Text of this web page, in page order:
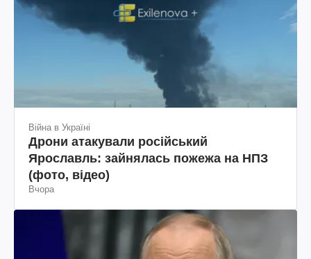
Війна в Україні
Дрони атакували російський
Ярославль: зайнялась пожежа на НПЗ
(фото, відео)
Вчора